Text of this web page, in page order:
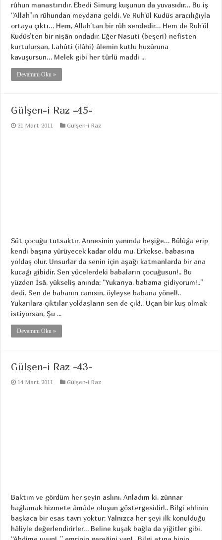
rûhun manastırıdır, Ebedi Simurg kuşunun da yuvasıdır… Bu iş
“Allah”ın rûhundan meydana geldi, Ve Ruh’ül Kudüs aracılığıyla
ortaya çıktı… Hem, Allah’tan bir rûh sendedir… Hem de Ruh’ül
Kudüs’ten bir nişân ondadır. Eğer Nasuti (beşeri) nefisten
kurtulursan, Lahûti (ilâhi) âlemin kutlu huzûruna
kavuşursun… Melek gibi her türlü maddi ...
Devamını Oku »
Gülşen-i Raz -45-
21 Mart 2011 Gülşen-i Raz
Süt çocuğu tutsaktır, Annesinin yanında beşiğe… Bülûğa erip
kendi başına yürüyecek kadar oldu mu, Erkekse, babasına
yoldaş olur. Unsurlar da senin için aşağı katmanlarda bir ana
kucağı gibidir, Sen yücelerdeki babaların çocuğusun!.. Bu
yüzden İsâ, yükseliş anında; “Yukarıya, babama gidiyorum!..”
dedi. Sen de babanın canısın, öyleyse babana yönel!..
Yukarılara çıktılar yoldaşların sen de çık!.. Uçan bir kuş olmak
istiyorsan, Şu ...
Devamını Oku »
Gülşen-i Raz -43-
14 Mart 2011 Gülşen-i Raz
Baktım ve gördüm her şeyin aslını, Anladım ki, zünnar
bağlamak hizmete âmâde oluşun göstergesidir!.. Bilgi ehlinin
başkaca bir esas tavrı yoktur; Yalnızca her şeyi ilk konulduğu
hâliyle değerlendirirler… Beline kuşak bağla da yiğitler gibi,